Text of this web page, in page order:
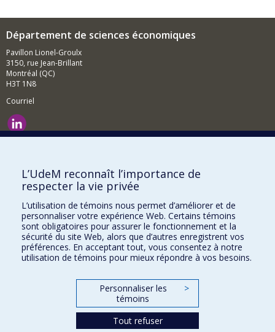
Département de sciences économiques
Pavillon Lionel-Groulx
3150, rue Jean-Brillant
Montréal (QC)
H3T 1N8
Courriel
Comment soutenir le Département?
BESOIN D'AIDE?
Plan du site
Signaler une erreur
Accessibilité
FACULTÉ DES ARTS ET DES SCIENCES
Nos départements et écoles
L’UdeM reconnaît l’importance de
respecter la vie privée
L’utilisation de témoins nous permet d’améliorer et de
personnaliser votre expérience Web. Certains témoins
sont obligatoires pour assurer le fonctionnement et la
sécurité du site Web, alors que d’autres enregistrent vos
préférences. En acceptant tout, vous consentez à notre
utilisation de témoins pour mieux répondre à vos besoins.
Personnaliser les
témoins
>
Tout refuser